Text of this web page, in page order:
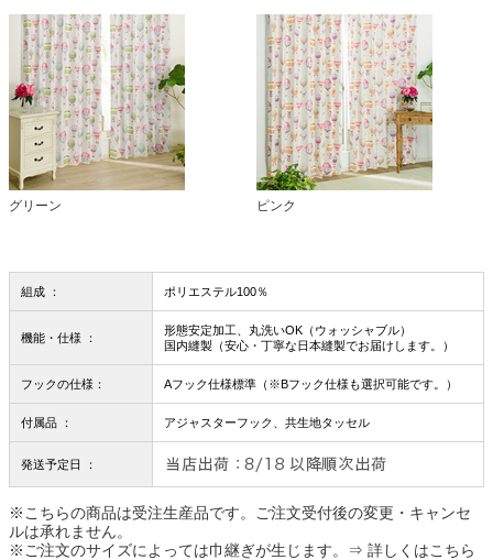
グリーン ピンク
組成 ： ポリエステル100％
機能・仕様 ：
形態安定加工、丸洗いOK（ウォッシャブル）
国内縫製（安心・丁寧な日本縫製でお届けします。）
フックの仕様： Aフック仕様標準（※Bフック仕様も選択可能です。）
付属品 ： アジャスターフック、共生地タッセル
発送予定日 ：
※こちらの商品は受注生産品です。ご注文受付後の変更・キャンセ
ルは承れません。
※ご注文のサイズによっては巾継ぎが生じます。
⇒ 詳しくはこちら